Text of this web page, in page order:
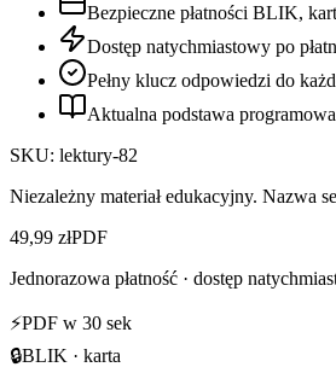
Bezpieczne płatności BLIK,
Dostęp natychmiastowy po
Pełny klucz odpowiedzi do
Aktualna podstawa programowa
SKU: lektury-82
Niezależny materiał edukacyjny. Nazwa
49,99 złPDF
Jednorazowa płatność · dostęp
⚡PDF w 30 sek
🔒BLIK · karta